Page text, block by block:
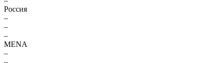
Россия
–
–
–
MENA
–